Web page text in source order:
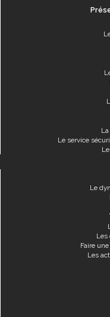
Le service
Le
Les
Faire
Les